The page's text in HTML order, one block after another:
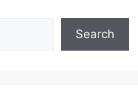
Search